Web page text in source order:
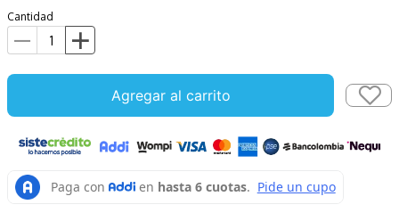
Cantidad
Agregar al carrito
posay